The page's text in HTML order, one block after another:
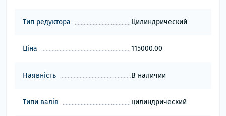
Тип редуктора Цилиндрический
Ціна 115000.00
Наявність В наличии
Типи валів цилиндрический